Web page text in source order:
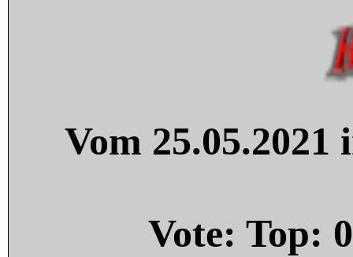
Vom
Vote: Top: 0